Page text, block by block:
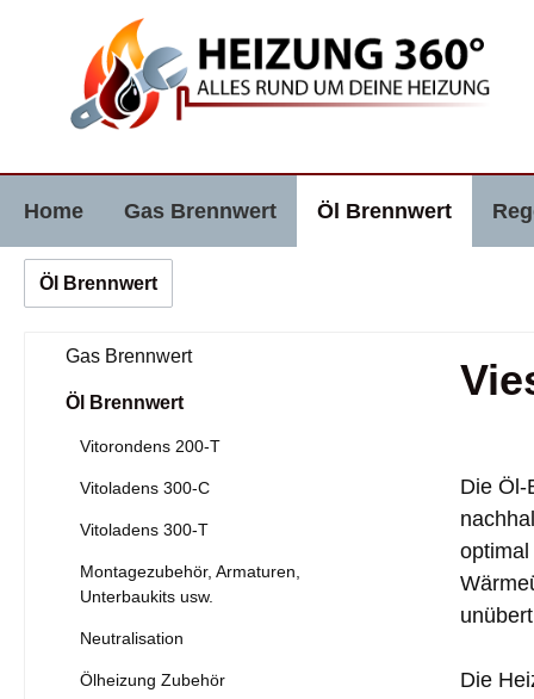
Zur Hauptnavigation springen
Home Gas Brennwert Öl Brennwert
Öl Brennwert
Gas Brennwert
Öl Brennwert
Vitorondens 200-T
Vitoladens 300-C
Vitoladens 300-T
Montagezubehör, Armaturen,
Unterbaukits usw.
Neutralisation
Ölheizung Zubehör
Die Öl-
Die